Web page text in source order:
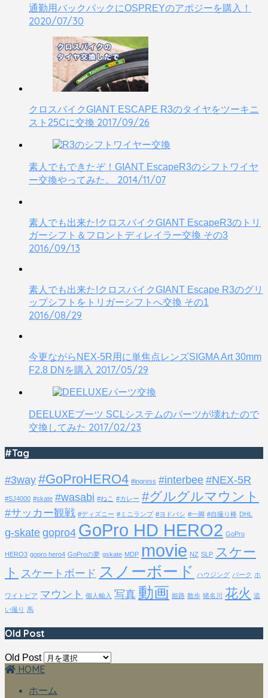
通勤用バックパックにOSPREYのアポジーを購入！
2020/07/30
クロスバイクGIANT ESCAPE R3のタイヤをツーキニ
スト25Cに交換 2017/09/26
素人でもできたぞ！GIANT EscapeR3のシフトワイヤ
ー交換やってみた。 2014/11/07
素人でも出来た!クロスバイクGIANT EscapeR3のトリ
ガーシフト＆フロントディレイラー交換 その3
2016/09/13
素人でも出来た!クロスバイクGIANT Escape R3のグリ
ップシフトをトリガーシフトへ交換 その1
2016/08/29
今更ながらNEX-5R用に単焦点レンズSIGMA Art 30mm
F2.8 DNを購入 2017/05/29
DEELUXEブーツ SCLシステムのパーツが壊れたので
交換してみた 2017/02/23
#Tag
#3way #GoProHERO4 #ingress #interbee #NEX-5R
#SJ4000 #skate #wasabi #ねこ #カレー #グルグルマウント
#サッカー観戦 #ディズニー #ミニランプ #ヨドバシ #一脚 #自撮り棒 DHL
g-skate gopro4 GoPro HD HERO2 GoPro
HERO3 gopro hero4 GoProの夢 gskate MDP movie NZ SLP スケー
ト スケートボード スノーボード ハウジング パーク ホ
ワイトピア マウント 個人輸入 写真 動画 姫路 散歩 猪名川 花火 追
い撮り 馬
Old Post
Old Post
HOME
ホーム